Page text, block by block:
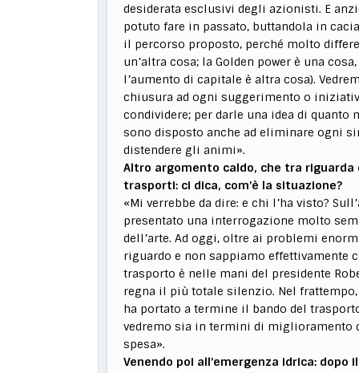
desiderata esclusivi degli azionisti. E
potuto fare in passato, buttandola in
il percorso proposto, perché molto
un’altra cosa; la Golden power è una
l’aumento di capitale è altra cosa).
chiusura ad ogni suggerimento o
condividere; per darle una idea di
sono disposto anche ad eliminare ogni
distendere gli animi».
Altro argomento caldo, che tra riguarda
trasporti: ci dica, com’è la situazione?
«Mi verrebbe da dire: e chi l’ha visto?
presentato una interrogazione molto
dell’arte. Ad oggi, oltre ai problemi
riguardo e non sappiamo effettivamente
trasporto è nelle mani del presidente
regna il più totale silenzio. Nel
ha portato a termine il bando del
vedremo sia in termini di miglioramento
spesa».
Venendo poi all’emergenza idrica: